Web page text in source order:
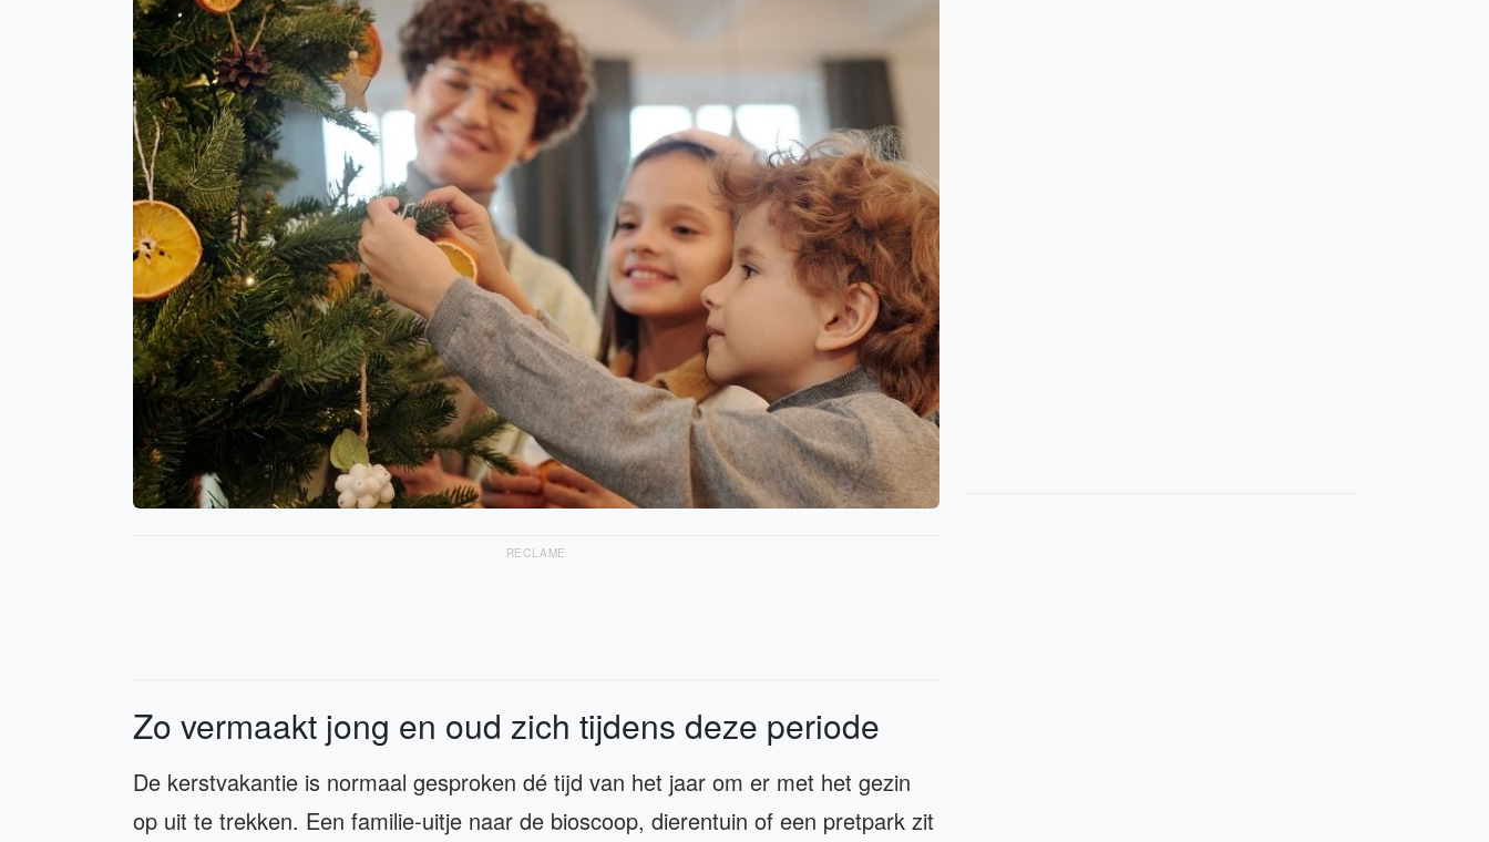
RECLAME
Zo vermaakt jong en oud zich tijdens deze periode
De kerstvakantie is normaal gesproken dé tijd van het jaar om er met het gezin
op uit te trekken. Een familie-uitje naar de bioscoop, dierentuin of een pretpark zit